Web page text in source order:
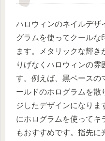
ハロウィンのネイルデザ
グラムを使ってクールな
ます。メタリックな輝き
りげなくハロウィンの雰
す。例えば、黒ベースの
ールドのホログラムを散
ジしたデザインになりま
にホログラムを使ってキ
もおすすめです。指先に